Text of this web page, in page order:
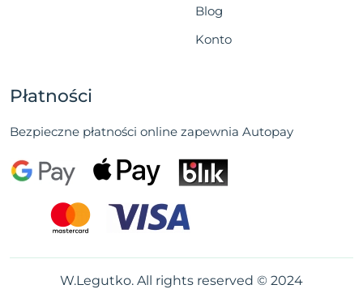
Blog
Konto
Płatności
Bezpieczne płatności online zapewnia Autopay
W.Legutko. All rights reserved © 2024